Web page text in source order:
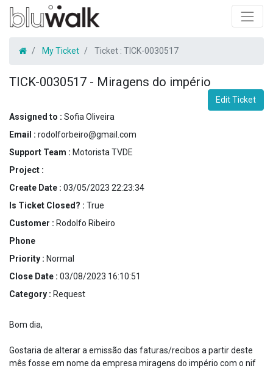
My Ticket Ticket : TICK-0030517
TICK-0030517 - Miragens do império
Edit Ticket
Assigned to : Sofia Oliveira
Email : rodolforbeiro@gmail.com
Support Team : Motorista TVDE
Project :
Create Date : 03/05/2023 22:23:34
Is Ticket Closed? : True
Customer : Rodolfo Ribeiro
Phone
Priority : Normal
Close Date : 03/08/2023 16:10:51
Category : Request
Bom dia,
Gostaria de alterar a emissão das faturas/recibos a partir deste
mês fosse em nome da empresa miragens do império com o nif